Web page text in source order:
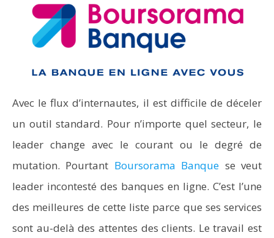
Avec le flux d’internautes, il est difficile de déceler
un outil standard. Pour n’importe quel secteur, le
leader change avec le courant ou le degré de
mutation. Pourtant Boursorama Banque se veut
leader incontesté des banques en ligne. C’est l’une
des meilleures de cette liste parce que ses services
sont au-delà des attentes des clients. Le travail est